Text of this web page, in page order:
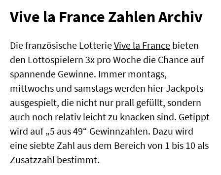
Vive la France Zahlen Archiv
Die französische LotterieVive la Francebieten
den Lottospielern 3x pro Woche die Chance auf
spannende Gewinne. Immer montags,
mittwochs und samstags werden hier Jackpots
ausgespielt, die nicht nur prall gefüllt, sondern
auch noch relativ leicht zu knacken sind. Getippt
wird auf „5 aus 49“ Gewinnzahlen. Dazu wird
eine siebte Zahl aus dem Bereich von 1 bis 10 als
Zusatzzahl bestimmt.